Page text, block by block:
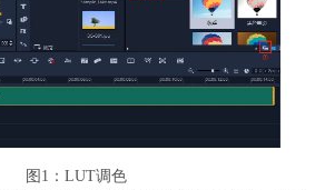
图1：LUT调色